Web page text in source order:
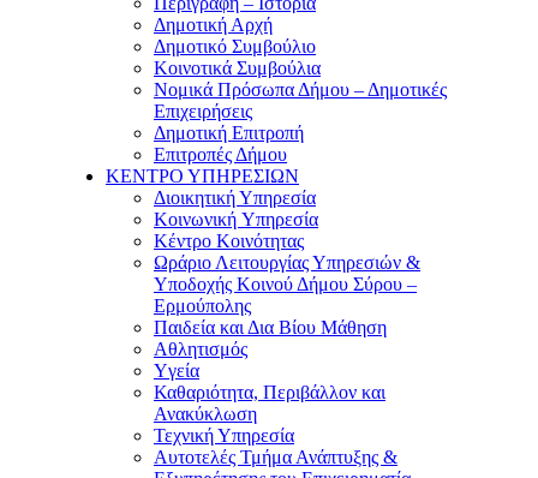
Δημοτική Αρχή
Δημοτικό Συμβούλιο
Κοινοτικά Συμβούλια
Νομικά Πρόσωπα Δήμου – Δημοτικές
Επιχειρήσεις
Δημοτική Επιτροπή
Επιτροπές Δήμου
ΚΕΝΤΡΟ ΥΠΗΡΕΣΙΩΝ
Διοικητική Υπηρεσία
Κοινωνική Yπηρεσία
Κέντρο Κοινότητας
Ωράριο Λειτουργίας Υπηρεσιών &
Υποδοχής Κοινού Δήμου Σύρου –
Ερμούπολης
Παιδεία και Δια Βίου Μάθηση
Αθλητισμός
Yγεία
Καθαριότητα, Περιβάλλον και
Ανακύκλωση
Τεχνική Υπηρεσία
Αυτοτελές Τμήμα Ανάπτυξης &